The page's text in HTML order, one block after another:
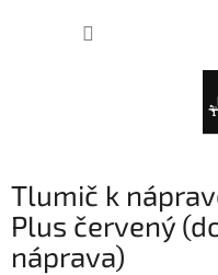
Tlumič k
Plus červený
náprava)